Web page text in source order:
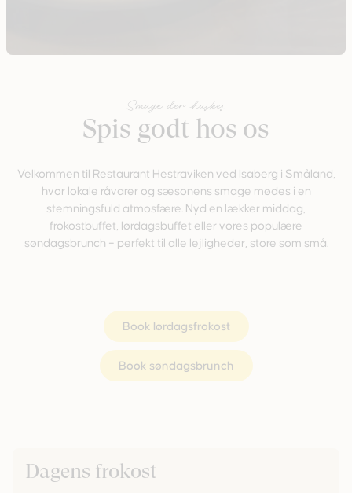
Smage der huskes
Spis godt hos os
Velkommen til Restaurant Hestraviken ved Isaberg i Småland,
hvor lokale råvarer og sæsonens smage mødes i en
stemningsfuld atmosfære. Nyd en lækker middag,
frokostbuffet, lørdagsbuffet eller vores populære
søndagsbrunch – perfekt til alle lejligheder, store som små.
Book lørdagsfrokost
Book søndagsbrunch
Dagens frokost